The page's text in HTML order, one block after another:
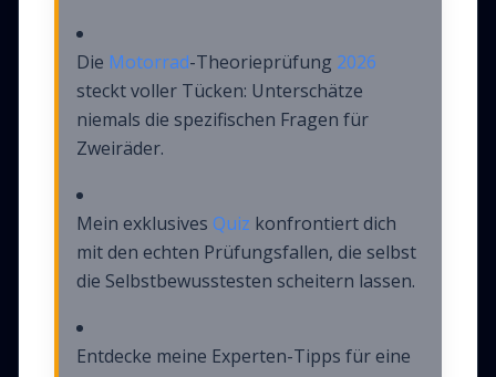
Die Motorrad-Theorieprüfung 2026
steckt voller Tücken: Unterschätze
niemals die spezifischen Fragen für
Zweiräder.
Mein exklusives Quiz konfrontiert dich
mit den echten Prüfungsfallen, die selbst
die Selbstbewusstesten scheitern lassen.
Entdecke meine Experten-Tipps für eine